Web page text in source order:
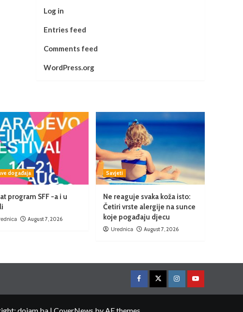
Log in
Entries feed
Comments feed
WordPress.org
događaja
program SFF -a i u
August 7, 2026
Savjeti
Ne reaguje svaka koža isto:
Četiri vrste alergije na sunce
koje pogađaju djecu
Urednica August 7, 2026